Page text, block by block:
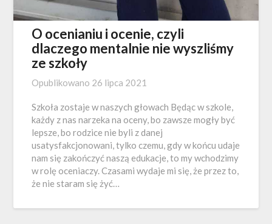
O ocenianiu i ocenie, czyli
dlaczego mentalnie nie wyszliśmy
ze szkoły
Opublikowano 26 lipca 2021
Szkoła zostaje w naszych głowach Będąc w szkole,
każdy z nas narzeka na oceny, bo zawsze mogły być
lepsze, bo rodzice nie byli z danej
usatysfakcjonowani, tylko czemu, gdy w końcu udaje
nam się zakończyć naszą edukacje, to my wchodzimy
w rolę oceniaczy. Czasami wydaje mi się, że przez to,
że nie staram się żyć…